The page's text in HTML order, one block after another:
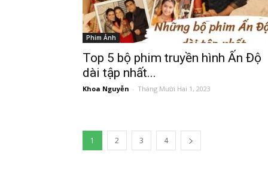
Phim Ảnh
Top 5 bộ phim truyền hình Ấn Độ
dài tập nhất...
Khoa Nguyễn - Tháng Mười Hai 1, 2023
1 2 3 4